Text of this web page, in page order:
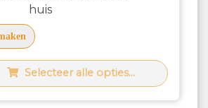
huis
Selecteer alle opties...